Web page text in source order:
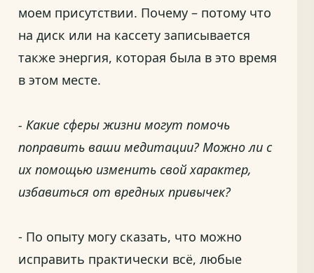
моем присутствии. Почему – потому что
на диск или на кассету записывается
также энергия, которая была в это время
в этом месте.
- Какие сферы жизни могут помочь
поправить ваши медитации? Можно ли с
их помощью изменить свой характер,
избавиться от вредных привычек?
- По опыту могу сказать, что можно
исправить практически всё, любые